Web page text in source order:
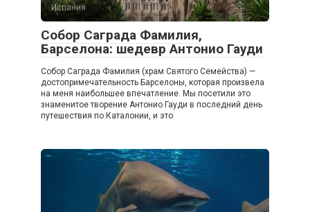
Испания
Собор Саграда Фамилия,
Барселона: шедевр Антонио Гауди
Собор Саграда Фамилия (храм Святого Семейства) —
достопримечательность Барселоны, которая произвела
на меня наибольшее впечатление. Мы посетили это
знаменитое творение Антонио Гауди в последний день
путешествия по Каталонии, и это